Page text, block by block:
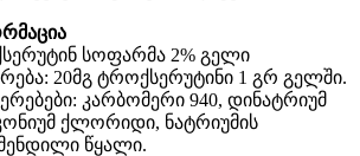
სოფარმა 2% გელი
20მგ ტროქსერუტინი 1 გრ გელში.
კარბომერი 940, დინატრიუმ
ქლორიდი, ნატრიუმის
წყალი.